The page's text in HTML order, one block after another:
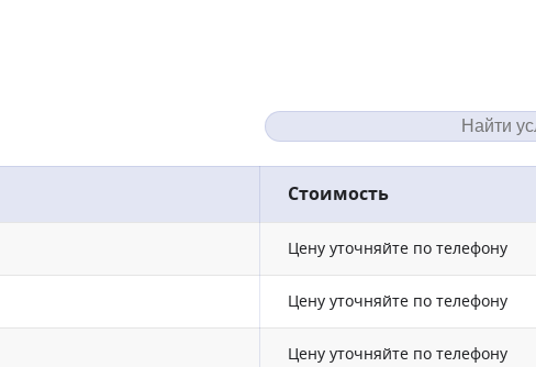
Стоимость
Цену уточняйте по телефону
Цену уточняйте по телефону
Цену уточняйте по телефону